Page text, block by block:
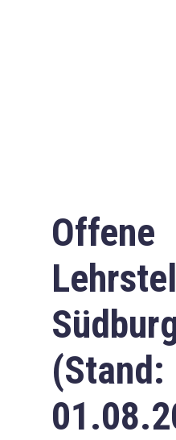
Offene
(Stand: